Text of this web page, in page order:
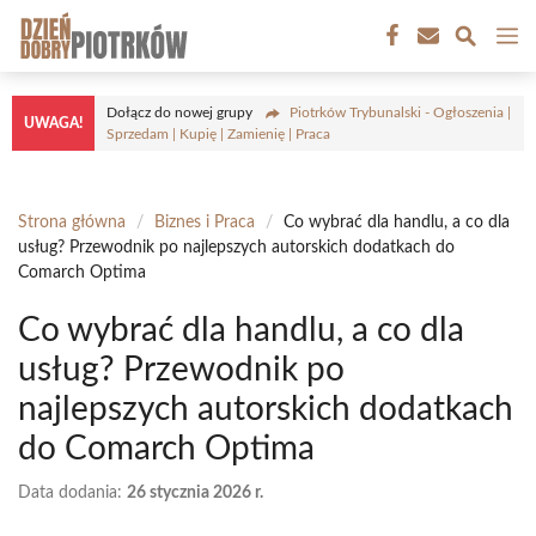
treści
UWAGA!
Dołącz do nowej grupy
Piotrków Trybunalski - Ogłoszenia |
Sprzedam | Kupię | Zamienię | Praca
Strona główna / Biznes i Praca /
Co wybrać dla handlu, a co dla
usług? Przewodnik po najlepszych autorskich dodatkach do
Comarch Optima
Co wybrać dla handlu, a co dla
usług? Przewodnik po
najlepszych autorskich dodatkach
do Comarch Optima
Data dodania: 26 stycznia 2026 r.